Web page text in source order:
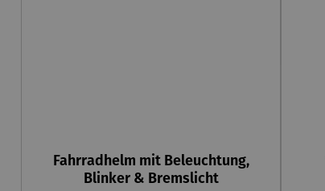
Fahrradhelm mit Beleuchtung,
Blinker & Bremslicht